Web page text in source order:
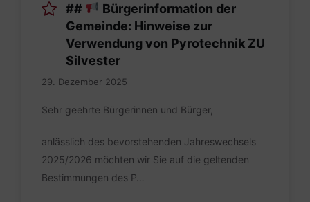
##
Bürgerinformation der
Gemeinde: Hinweise zur
Verwendung von Pyrotechnik ZU
Silvester
29. Dezember 2025
Sehr geehrte Bürgerinnen und Bürger,
anlässlich des bevorstehenden Jahreswechsels
2025/2026 möchten wir Sie auf die geltenden
Bestimmungen des P…